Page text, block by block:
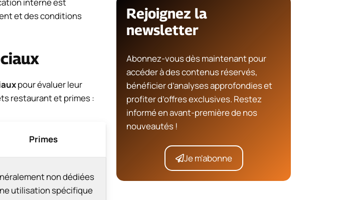
interne est
et des conditions
pour évaluer leur
restaurant et primes :
Primes
non dédiées
utilisation spécifique
Rejoignez la
newsletter
Abonnez-vous dès maintenant pour
accéder à des contenus réservés,
bénéficier d’analyses approfondies et
profiter d’offres exclusives. Restez
informé en avant-première de nos
nouveautés !
Je m'abonne